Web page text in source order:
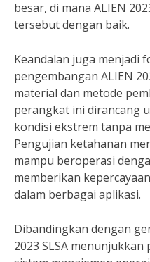
besar, di mana ALIEN
tersebut dengan baik.
Keandalan juga menjadi
pengembangan ALIEN
material dan metode
perangkat ini dirancang
kondisi ekstrem tanpa
Pengujian ketahanan
mampu beroperasi
memberikan
dalam berbagai aplikasi.
Dibandingkan dengan
2023 SLSA